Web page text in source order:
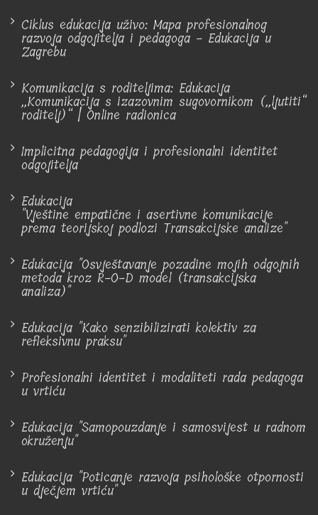
Ciklus edukacija uživo: Mapa profesionalnog
razvoja odgojitelja i pedagoga - Edukacija u
Zagrebu
Komunikacija s roditeljima: Edukacija
„Komunikacija s izazovnim sugovornikom („ljutiti“
roditelj)“ | Online radionica
Implicitna pedagogija i profesionalni identitet
odgojitelja
Edukacija
"Vještine empatične i asertivne komunikacije
prema teorijskoj podlozi Transakcijske analize"
Edukacija "Osvještavanje pozadine mojih odgojnih
metoda kroz R-O-D model (transakcijska
analiza)"
Edukacija "Kako senzibilizirati kolektiv za
refleksivnu praksu"
Profesionalni identitet i modaliteti rada pedagoga
u vrtiću
Edukacija "Samopouzdanje i samosvijest u radnom
okruženju"
Edukacija "Poticanje razvoja psihološke otpornosti
u dječjem vrtiću"